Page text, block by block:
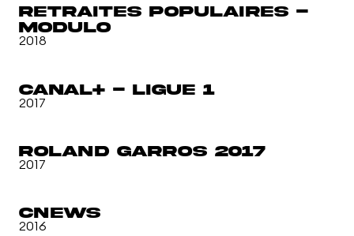
Retraites Populaires -
Modulo
2018
Canal+ - Ligue 1
2017
Roland Garros 2017
2017
CNEWS
2016